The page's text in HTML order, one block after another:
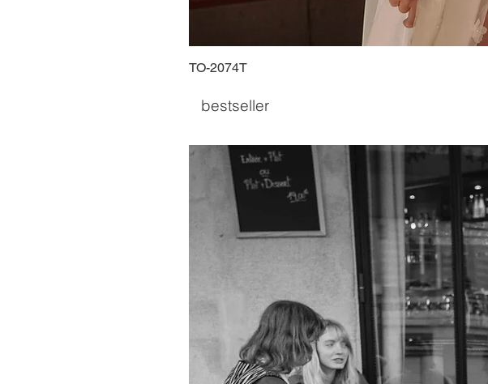
TO-2074T
bestseller